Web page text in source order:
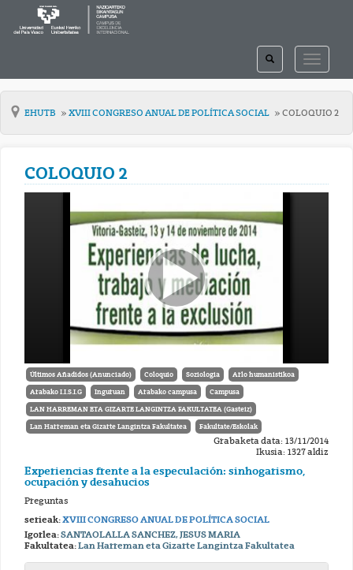
TOGGLE
TOGGLE
SEARCH
EHUTB XVIII CONGRESO ANUAL DE POLÍTICA SOCIAL COLOQUIO 2
COLOQUIO 2
Últimos Añadidos (Anunciado) Coloquio Soziologia Arlo humanistikoa
Arabako I.I.S.I.G Inguruan Arabako campusa Campusa
LAN HARREMAN ETA GIZARTE LANGINTZA FAKULTATEA (Gasteiz)
Lan Harreman eta Gizarte Langintza Fakultatea Fakultate/Eskolak
Grabaketa data: 13/11/2014
Ikusia: 1327 aldiz
Experiencias frente a la especulación: sinhogarismo,
ocupación y desahucios
Preguntas
serieak:XVIII CONGRESO ANUAL DE POLÍTICA SOCIAL
Igorlea:SANTAOLALLA SANCHEZ, JESUS MARIA
Fakultatea:Lan Harreman eta Gizarte Langintza Fakultatea